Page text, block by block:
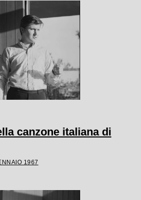
canzone italiana di
1967